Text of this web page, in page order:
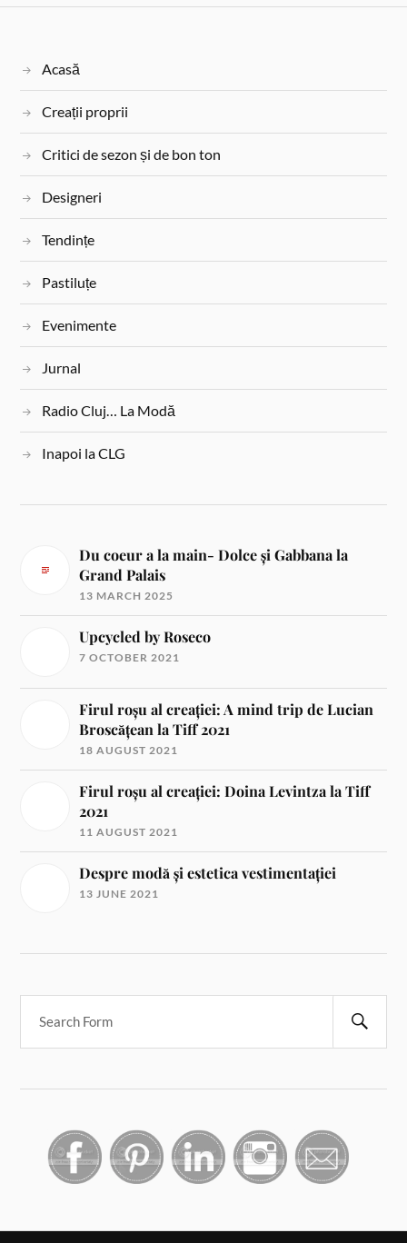
Acasă
Creații proprii
Critici de sezon și de bon ton
Designeri
Tendințe
Pastiluțe
Evenimente
Jurnal
Radio Cluj… La Modă
Inapoi la CLG
Du coeur a la main- Dolce și Gabbana la
Grand Palais
13 MARCH 2025
Upcycled by Roseco
7 OCTOBER 2021
Firul roșu al creației: A mind trip de Lucian
Broscățean la Tiff 2021
18 AUGUST 2021
Firul roșu al creației: Doina Levintza la Tiff
2021
11 AUGUST 2021
Despre modă și estetica vestimentației
13 JUNE 2021